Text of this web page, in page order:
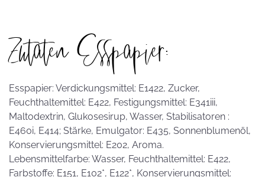
Zutaten Esspapier:
Esspapier: Verdickungsmittel: E1422, Zucker,
Feuchthaltemittel: E422, Festigungsmittel: E341iii,
Maltodextrin, Glukosesirup, Wasser, Stabilisatoren :
E460i, E414; Stärke, Emulgator: E435, Sonnenblumenöl,
Konservierungsmittel: E202, Aroma.
Lebensmittelfarbe: Wasser, Feuchthaltemittel: E422,
Farbstoffe: E151, E102*, E122*, Konservierungsmittel: